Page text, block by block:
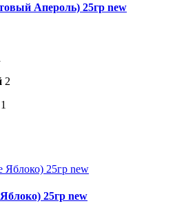
Апероль) 25гр new
2
1
25гр new